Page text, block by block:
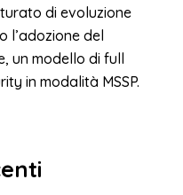
di evoluzione
l’adozione del
un modello di full
in modalità MSSP.